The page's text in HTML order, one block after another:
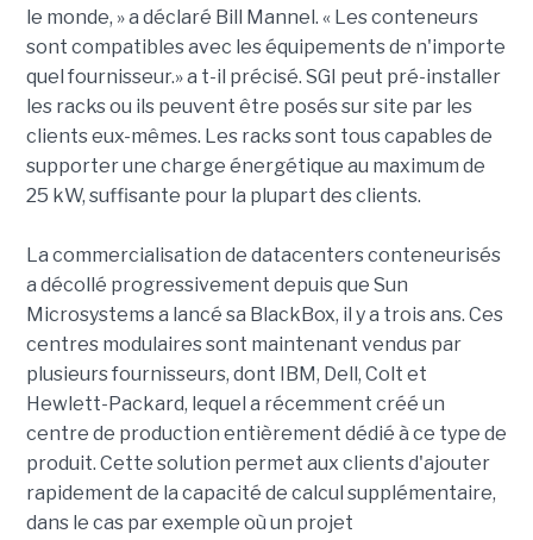
le monde, » a déclaré Bill Mannel. « Les conteneurs
sont compatibles avec les équipements de n'importe
quel fournisseur.» a t-il précisé. SGI peut pré-installer
les racks ou ils peuvent être posés sur site par les
clients eux-mêmes. Les racks sont tous capables de
supporter une charge énergétique au maximum de
25 kW, suffisante pour la plupart des clients.
La commercialisation de datacenters conteneurisés
a décollé progressivement depuis que Sun
Microsystems a lancé sa BlackBox, il y a trois ans. Ces
centres modulaires sont maintenant vendus par
plusieurs fournisseurs, dont IBM, Dell, Colt et
Hewlett-Packard, lequel a récemment créé un
centre de production entièrement dédié à ce type de
produit. Cette solution permet aux clients d'ajouter
rapidement de la capacité de calcul supplémentaire,
dans le cas par exemple où un projet